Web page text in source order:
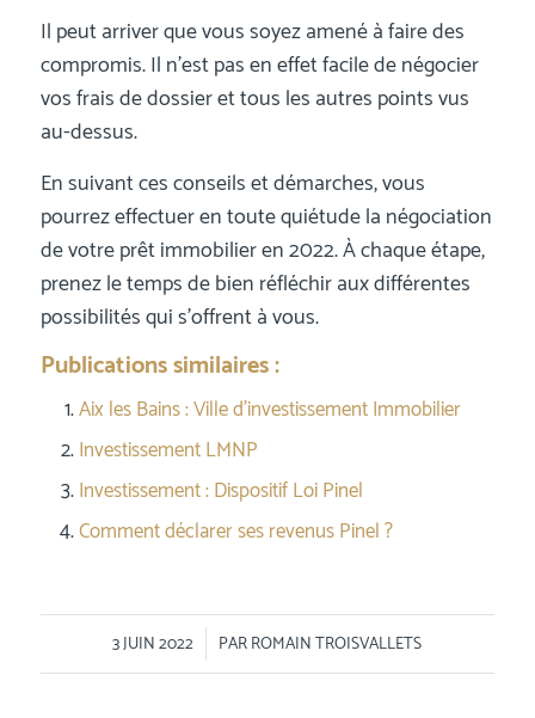
Il peut arriver que vous soyez amené à faire des
compromis. Il n’est pas en effet facile de négocier
vos frais de dossier et tous les autres points vus
au-dessus.
En suivant ces conseils et démarches, vous
pourrez effectuer en toute quiétude la négociation
de votre prêt immobilier en 2022. À chaque étape,
prenez le temps de bien réfléchir aux différentes
possibilités qui s’offrent à vous.
Publications similaires :
Aix les Bains : Ville d’investissement Immobilier
Investissement LMNP
Investissement : Dispositif Loi Pinel
Comment déclarer ses revenus Pinel ?
3 JUIN 2022
/ PARROMAIN TROISVALLETS